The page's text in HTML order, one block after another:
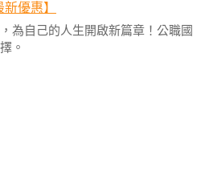
優惠】
為自己的人生開啟新篇章！公職國
。